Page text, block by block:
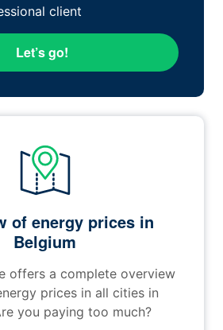
client
Let’s go!
of energy prices in
Belgium
offers a complete overview
prices in all cities in
you paying too much?